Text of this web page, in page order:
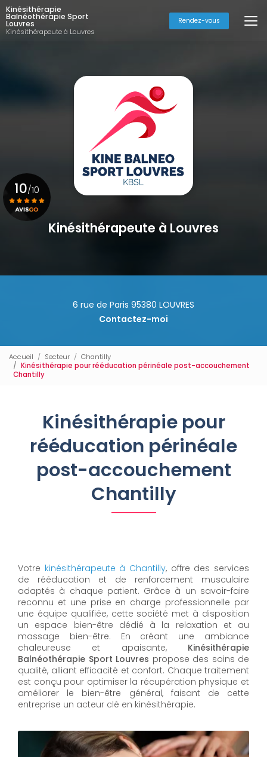
Aller
au
contenu
Kinésithérapie
Balnéothérapie Sport
Louvres
Kinésithérapeute à Louvres
Rendez-vous
Kinésithérapeute à Louvres
6 rue de Paris 95380 LOUVRES
Contactez-moi
10/10
Voir le certificat
Accueil Secteur
Chantilly
Kinésithérapie pour rééducation périnéale post-accouchement
Chantilly
Kinésithérapie pour
rééducation périnéale
post-accouchement
Chantilly
Votre kinésithérapeute à Chantilly, offre des services
de rééducation et de renforcement musculaire
adaptés à chaque patient. Grâce à un savoir-faire
reconnu et une prise en charge professionnelle par
une équipe qualifiée, cette société met à disposition
un espace bien-être dédié à la relaxation et au
massage bien-être. En créant une ambiance
chaleureuse et apaisante, Kinésithérapie
Balnéothérapie Sport Louvres propose des soins de
qualité, alliant efficacité et confort. Chaque traitement
est conçu pour optimiser la récupération physique et
améliorer le bien-être général, faisant de cette
entreprise un acteur clé en kinésithérapie.